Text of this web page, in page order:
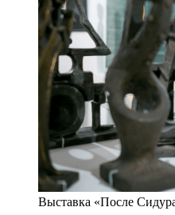
Выставка «После